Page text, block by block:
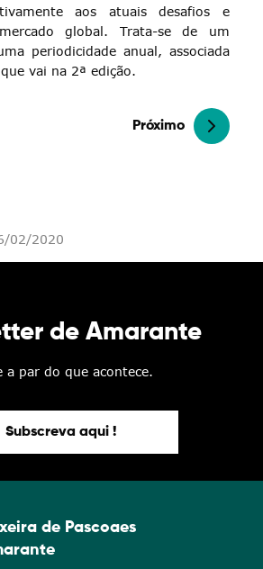
aos atuais desafios e
global. Trata-se de um
periodicidade anual, associada
vai na 2ª edição.
Próximo
02/2020
de Amarante
a par do que acontece.
Subscreva aqui !
de Pascoaes